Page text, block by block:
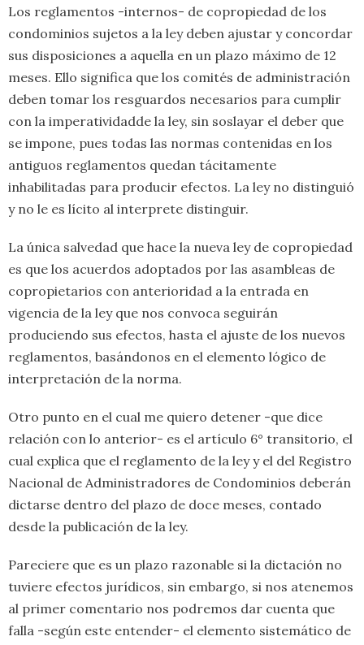
​Los reglamentos -internos- de copropiedad de los
condominios sujetos a la ley deben ajustar y concordar
sus disposiciones a aquella en un plazo máximo de 12
meses. Ello significa que los comités de administración
deben tomar los resguardos necesarios para cumplir
con la imperatividadde la ley, sin soslayar el deber que
se impone, pues todas las normas contenidas en los
antiguos reglamentos quedan tácitamente
inhabilitadas para producir efectos. La ley no distinguió
y no le es lícito al interprete distinguir.
​La única salvedad que hace la nueva ley de copropiedad
es que los acuerdos adoptados por las asambleas de
copropietarios con anterioridad a la entrada en
vigencia de la ley que nos convoca seguirán
produciendo sus efectos, hasta el ajuste de los nuevos
reglamentos, basándonos en el elemento lógico de
interpretación de la norma.
​Otro punto en el cual me quiero detener -que dice
relación con lo anterior- es el artículo 6° transitorio, el
cual explica que el reglamento de la ley y el del Registro
Nacional de Administradores de Condominios deberán
dictarse dentro del plazo de doce meses, contado
desde la publicación de la ley.
​Pareciere que es un plazo razonable si la dictación no
tuviere efectos jurídicos, sin embargo, si nos atenemos
al primer comentario nos podremos dar cuenta que
falla -según este entender- el elemento sistemático de